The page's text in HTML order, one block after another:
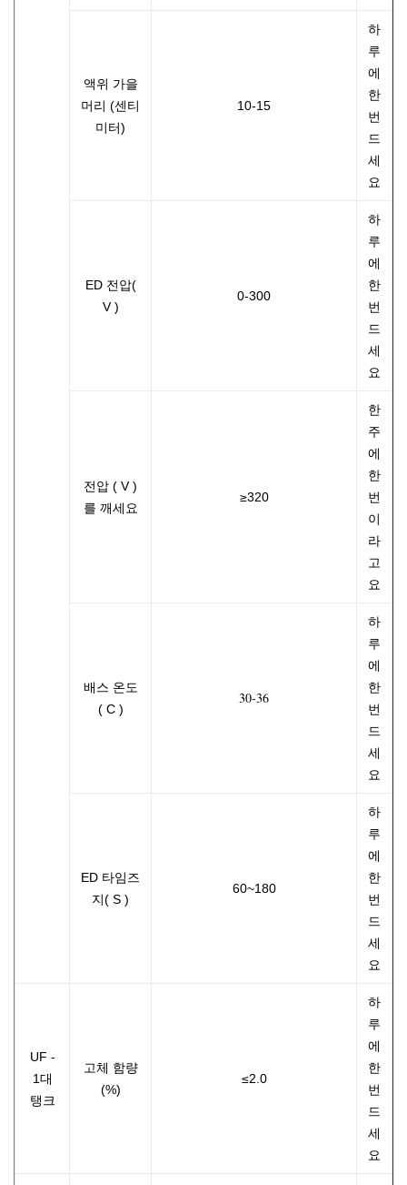
액위 가을
머리 (센티
미터)
10-15
하
루
에
한
번
드
세
요
ED 전압(
V )
0-300
하
루
에
한
번
드
세
요
전압 ( V )
를 깨세요
≥320
한
주
에
한
번
이
라
고
요
배스 온도
( C )
30-36
하
루
에
한
번
드
세
요
ED 타임즈
지( S )
60~180
하
루
에
한
번
드
세
요
UF -
1대
탱크
고체 함량
(%)
≤2.0
하
루
에
한
번
드
세
요